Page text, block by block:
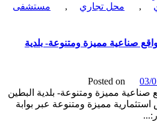
محل تجاري ,
مستشفى
مميزة ومتنوعة- بلدية
Posted on
مميزة ومتنوعة- بلدية البطين
مميزة ومتنوعة عبر بوابة